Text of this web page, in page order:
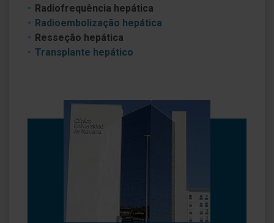
Radiofrequência hepática
Radioembolização hepática
Resseção hepática
Transplante hepático